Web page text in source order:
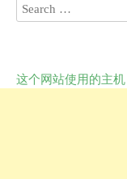
这个网站使用的主